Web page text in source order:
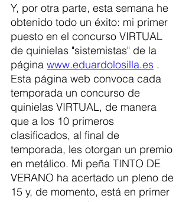
Y, por otra parte, esta semana he
obtenido todo un éxito: mi primer
puesto en el concurso VIRTUAL
de quinielas "sistemistas" de la
página www.eduardolosilla.es .
Esta página web convoca cada
temporada un concurso de
quinielas VIRTUAL, de manera
que a los 10 primeros
clasificados, al final de
temporada, les otorgan un premio
en metálico. Mi peña TINTO DE
VERANO ha acertado un pleno de
15 y, de momento, está en primer